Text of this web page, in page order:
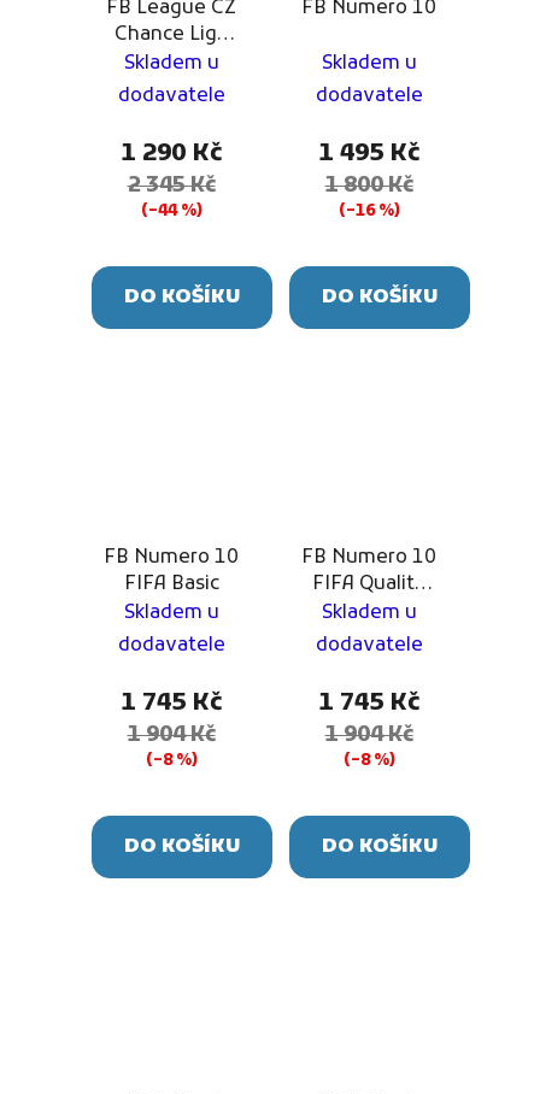
FB League CZ
Chance Liga
2025/26
Skladem u
dodavatele
1 290 Kč
2 345 Kč
(–44 %)
DO KOŠÍKU
FB Numero 10
Skladem u
dodavatele
1 495 Kč
1 800 Kč
(–16 %)
DO KOŠÍKU
FB Numero 10
FIFA Basic
Skladem u
dodavatele
1 745 Kč
1 904 Kč
(–8 %)
DO KOŠÍKU
FB Numero 10
FIFA Quality
Pro
Skladem u
dodavatele
1 745 Kč
1 904 Kč
(–8 %)
DO KOŠÍKU